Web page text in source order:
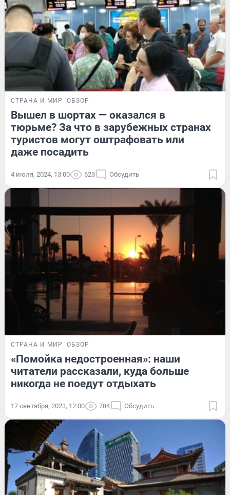
СТРАНА И МИР ОБЗОР
Вышел в шортах — оказался в
тюрьме? За что в зарубежных странах
туристов могут оштрафовать или
даже посадить
4 июля, 2024, 13:00 623 Обсудить
СТРАНА И МИР ОБЗОР
«Помойка недостроенная»: наши
читатели рассказали, куда больше
никогда не поедут отдыхать
17 сентября, 2023, 12:00 784 Обсудить